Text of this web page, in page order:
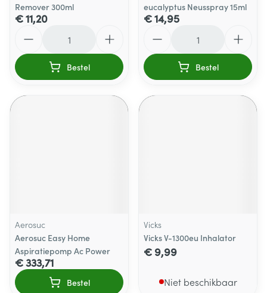
Remover 300ml
€ 11,20
Bestel
eucalyptus Neusspray 15ml
€ 14,95
Bestel
Aerosuc
Aerosuc Easy Home
Aspiratiepomp Ac Power
€ 333,71
Bestel
Vicks
Vicks V-1300eu Inhalator
€ 9,99
Niet beschikbaar